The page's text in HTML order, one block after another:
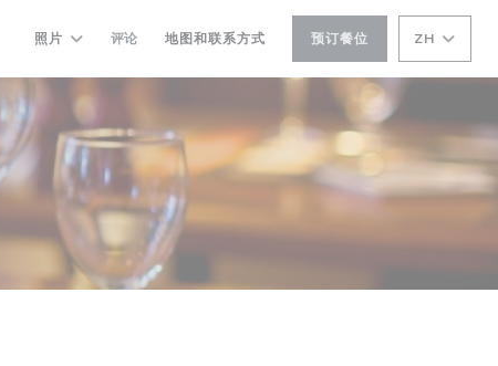
照片 评论 地图和联系方式 预订餐位 ZH